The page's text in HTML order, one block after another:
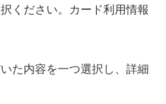
ください。カード利用情報
た内容を一つ選択し、詳細